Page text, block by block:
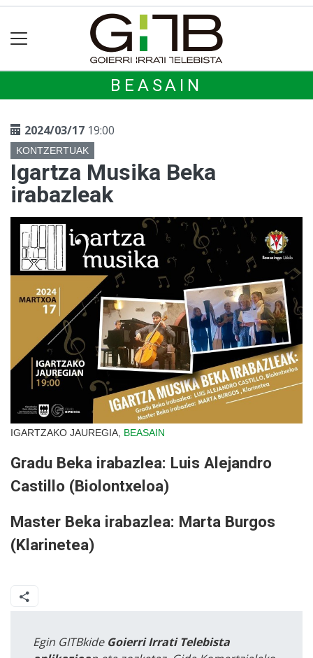
BEASAIN
2024/03/17 19:00
KONTZERTUAK
Igartza Musika Beka
irabazleak
IGARTZAKO JAUREGIA, BEASAIN
Gradu Beka irabazlea: Luis Alejandro
Castillo (Biolontxeloa)
Master Beka irabazlea: Marta Burgos
(Klarinetea)
Egin GITBkide Goierri Irrati Telebista